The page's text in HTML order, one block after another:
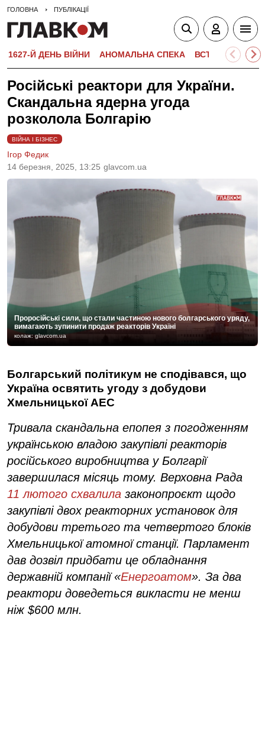
ГОЛОВНА ПУБЛІКАЦІЇ
1627-Й ДЕНЬ ВІЙНИ АНОМАЛЬНА СПЕКА ВСТУПНА
Російські реактори для України.
Скандальна ядерна угода
розколола Болгарію
ВІЙНА І БІЗНЕС
14 березня, 2025, 13:25 glavcom.ua
Ігор Федик
Проросійські сили, що стали частиною нового болгарського уряду,
вимагають зупинити продаж реакторів Україні
колаж: glavcom.ua
Болгарський політикум не сподівався, що
Україна освятить угоду з добудови
Хмельницької АЕС
Тривала скандальна епопея з погодженням
українською владою закупівлі реакторів
російського виробництва у Болгарії
завершилася місяць тому. Верховна Рада
11 лютого схвалила законопроєкт щодо
закупівлі двох реакторних установок для
добудови третього та четвертого блоків
Хмельницької атомної станції. Парламент
дав дозвіл придбати це обладнання
державній компанії «Енергоатом». За два
реактори доведеться викласти не менш
ніж $600 млн.